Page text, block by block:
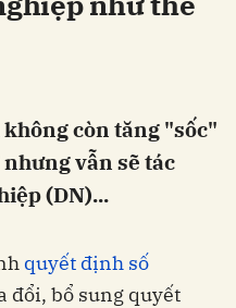
còn tăng "sốc"
vẫn sẽ tác
(DN)...
quyết định số
đổi, bổ sung quyết
Hủy